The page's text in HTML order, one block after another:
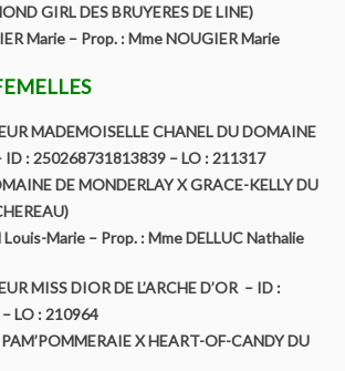
GIRL DES BRUYERES DE LINE)
Marie – Prop. : Mme NOUGIER Marie
MADEMOISELLE CHANEL DU DOMAINE
ID : 250268731813839 – LO : 211317
DE MONDERLAY X GRACE-KELLY DU
Marie – Prop. : Mme DELLUC Nathalie
MISS DIOR DE L’ARCHE D’OR – ID :
LO : 210964
X HEART-OF-CANDY DU